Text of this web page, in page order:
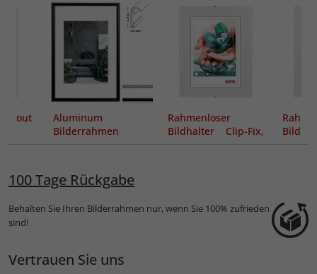
Aluminum
Bilderrahmen
Rahmenloser
Bildhalter Clip-Fix,
100 Tage Rückgabe
Behalten Sie Ihren Bilderrahmen nur, wenn Sie 100% zufrieden
sind!
Vertrauen Sie uns